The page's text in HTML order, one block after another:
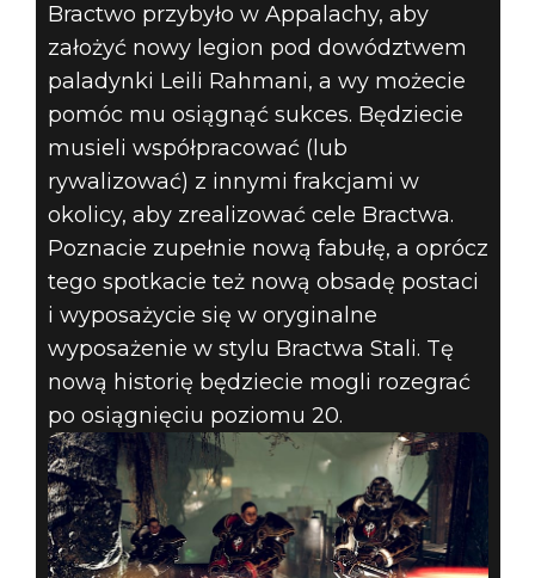
Bractwo przybyło w Appalachy, aby
założyć nowy legion pod dowództwem
paladynki Leili Rahmani, a wy możecie
pomóc mu osiągnąć sukces. Będziecie
musieli współpracować (lub
rywalizować) z innymi frakcjami w
okolicy, aby zrealizować cele Bractwa.
Poznacie zupełnie nową fabułę, a oprócz
tego spotkacie też nową obsadę postaci
i wyposażycie się w oryginalne
wyposażenie w stylu Bractwa Stali. Tę
nową historię będziecie mogli rozegrać
po osiągnięciu poziomu 20.